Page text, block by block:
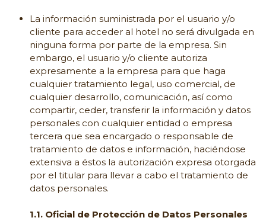
La información suministrada por el usuario y/o
cliente para acceder al hotel no será divulgada en
ninguna forma por parte de la empresa. Sin
embargo, el usuario y/o cliente autoriza
expresamente a la empresa para que haga
cualquier tratamiento legal, uso comercial, de
cualquier desarrollo, comunicación, así como
compartir, ceder, transferir la información y datos
personales con cualquier entidad o empresa
tercera que sea encargado o responsable de
tratamiento de datos e información, haciéndose
extensiva a éstos la autorización expresa otorgada
por el titular para llevar a cabo el tratamiento de
datos personales.
1.1. Oficial de Protección de Datos Personales